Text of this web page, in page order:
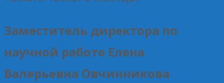
Заместитель директора по
научной работе Елена
Валерьевна Овчинникова